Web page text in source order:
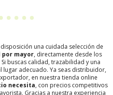
una cuidada selección de
mayor, directamente desde los
buscas calidad, trazabilidad y una
adecuado. Ya seas distribuidor,
en nuestra tienda online
necesita, con precios competitivos
Gracias a nuestra experiencia